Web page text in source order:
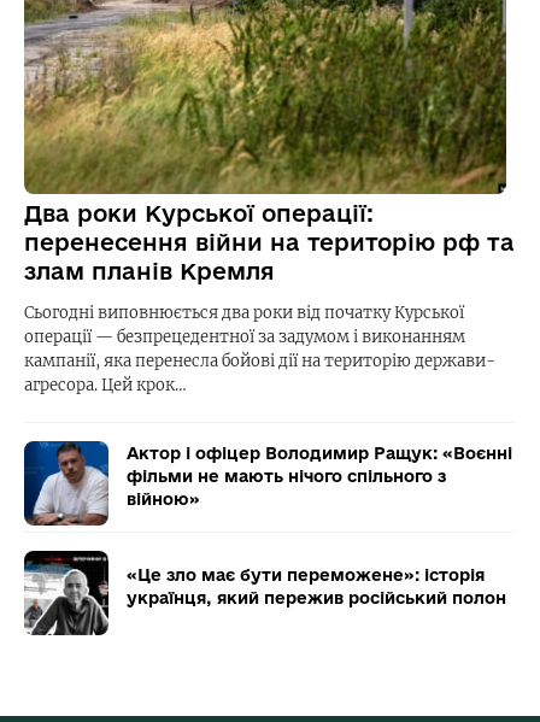
Два роки Курської операції:
перенесення війни на територію рф та
злам планів Кремля
Сьогодні виповнюється два роки від початку Курської
операції — безпрецедентної за задумом і виконанням
кампанії, яка перенесла бойові дії на територію держави-
агресора. Цей крок…
Актор і офіцер Володимир Ращук: «Воєнні
фільми не мають нічого спільного з
війною»
«Це зло має бути переможене»: історія
українця, який пережив російський полон